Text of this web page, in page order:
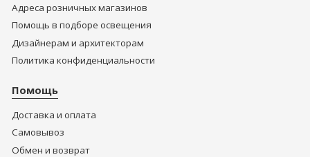
Адреса розничных магазинов
Помощь в подборе освещения
Дизайнерам и архитекторам
Политика конфиденциальности
Помощь
Доставка и оплата
Самовывоз
Обмен и возврат